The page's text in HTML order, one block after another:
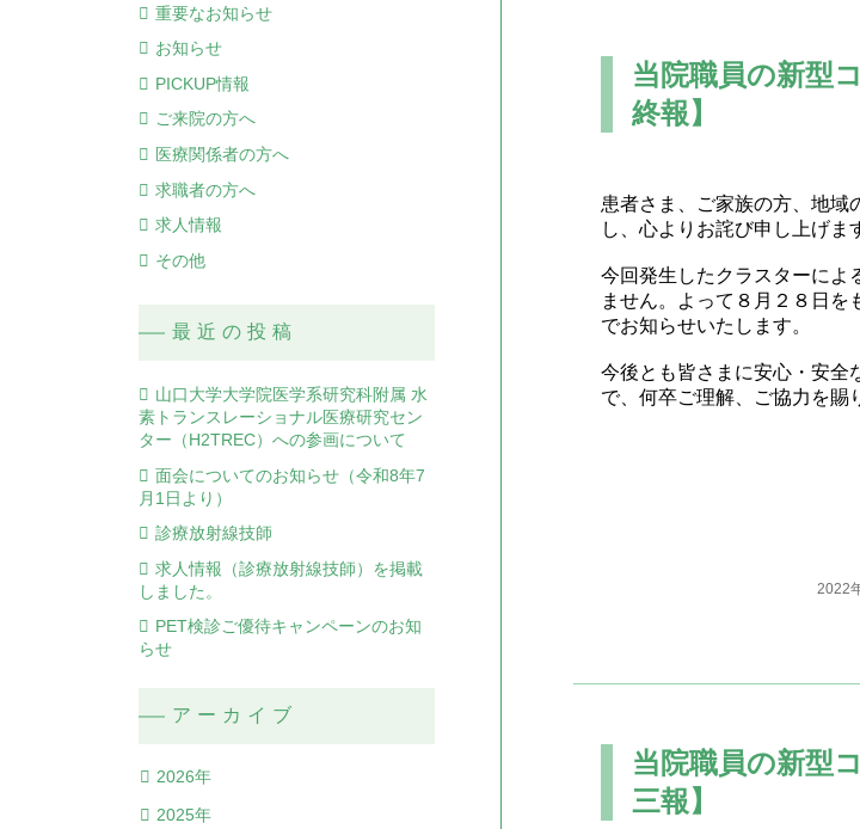
当院職員の新型
終報】
患者さま、ご家族の方、地域
し、心よりお詫び申し上げま
今回発生したクラスターによ
ません。よって８月２８日
でお知らせいたします。
今後とも皆さまに安心・安全
で、何卒ご理解、ご協力を賜
2022
当院職員の新型
三報】
重要なお知らせ
お知らせ
PICKUP情報
ご来院の方へ
医療関係者の方へ
求職者の方へ
求人情報
その他
最近の投稿
山口大学大学院医学系研究科附属 水
素トランスレーショナル医療研究セン
ター（H2TREC）への参画について
面会についてのお知らせ（令和8年7
月1日より）
診療放射線技師
求人情報（診療放射線技師）を掲載
しました。
PET検診ご優待キャンペーンのお知
らせ
アーカイブ
2026年
2025年